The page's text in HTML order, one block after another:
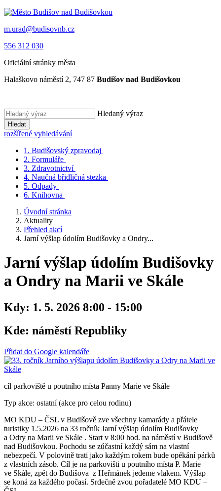
m.urad@budisovnb.cz
556 312 030
Oficiální stránky města
Halaškovo náměstí 2, 747 87 Budišov nad Budišovkou
Hledaný výraz
Hledat
rozšířené vyhledávání
1. Budišovský zpravodaj
2. Formuláře
3. Zdravotnictví
4. Naučná břidličná stezka
5. Odpady
6. Knihovna
Úvodní stránka
Aktuality
Přehled akcí
Jarní výšlap údolím Budišovky a Ondry...
Jarní výšlap údolím Budišovky
a Ondry na Marii ve Skále
Kdy: 1. 5. 2026 8:00 - 15:00
Kde: náměstí Republiky
Přidat do Google kalendáře
cíl parkoviště u poutního místa Panny Marie ve Skále
Typ akce: ostatní (akce pro celou rodinu)
MO KDU – ČSL v Budišově zve všechny kamarády a přátele
turistiky 1.5.2026 na 33 ročník Jarní výšlap údolím Budišovky
a Odry na Marii ve Skále . Start v 8:00 hod. na náměstí v Budišově
nad Budišovkou. Pochodu se zúčastní každý sám na vlastní
nebezpečí. V polovině trati jako každým rokem bude opékání párků
z vlastních zásob. Cíl je na parkovišti u poutního místa P. Marie
ve Skále, zpět do Budišova z Heřmánek jedeme vlakem. Výšlap
se koná za každého počasí. Srdečně zvou pořadatelé MO KDU –